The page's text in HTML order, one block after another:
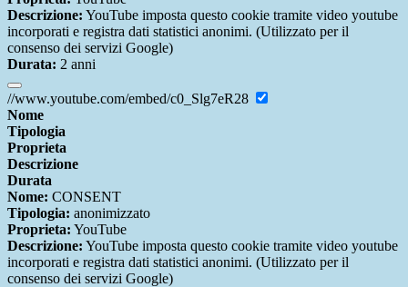
Descrizione: YouTube imposta questo cookie tramite video youtube
incorporati e registra dati statistici anonimi. (Utilizzato per il
consenso dei servizi Google)
Durata: 2 anni
//www.youtube.com/embed/c0_Slg7eR28
Nome
Tipologia
Proprieta
Descrizione
Durata
Nome: CONSENT
Tipologia: anonimizzato
Proprieta: YouTube
Descrizione: YouTube imposta questo cookie tramite video youtube
incorporati e registra dati statistici anonimi. (Utilizzato per il
consenso dei servizi Google)